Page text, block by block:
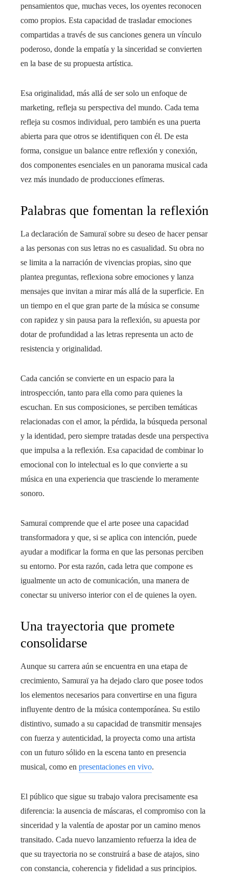
pensamientos que, muchas veces, los oyentes reconocen
como propios. Esta capacidad de trasladar emociones
compartidas a través de sus canciones genera un vínculo
poderoso, donde la empatía y la sinceridad se convierten
en la base de su propuesta artística.
Esa originalidad, más allá de ser solo un enfoque de
marketing, refleja su perspectiva del mundo. Cada tema
refleja su cosmos individual, pero también es una puerta
abierta para que otros se identifiquen con él. De esta
forma, consigue un balance entre reflexión y conexión,
dos componentes esenciales en un panorama musical cada
vez más inundado de producciones efímeras.
Palabras que fomentan la reflexión
La declaración de Samuraï sobre su deseo de hacer pensar
a las personas con sus letras no es casualidad. Su obra no
se limita a la narración de vivencias propias, sino que
plantea preguntas, reflexiona sobre emociones y lanza
mensajes que invitan a mirar más allá de la superficie. En
un tiempo en el que gran parte de la música se consume
con rapidez y sin pausa para la reflexión, su apuesta por
dotar de profundidad a las letras representa un acto de
resistencia y originalidad.
Cada canción se convierte en un espacio para la
introspección, tanto para ella como para quienes la
escuchan. En sus composiciones, se perciben temáticas
relacionadas con el amor, la pérdida, la búsqueda personal
y la identidad, pero siempre tratadas desde una perspectiva
que impulsa a la reflexión. Esa capacidad de combinar lo
emocional con lo intelectual es lo que convierte a su
música en una experiencia que trasciende lo meramente
sonoro.
Samuraï comprende que el arte posee una capacidad
transformadora y que, si se aplica con intención, puede
ayudar a modificar la forma en que las personas perciben
su entorno. Por esta razón, cada letra que compone es
igualmente un acto de comunicación, una manera de
conectar su universo interior con el de quienes la oyen.
Una trayectoria que promete
consolidarse
Aunque su carrera aún se encuentra en una etapa de
crecimiento, Samuraï ya ha dejado claro que posee todos
los elementos necesarios para convertirse en una figura
influyente dentro de la música contemporánea. Su estilo
distintivo, sumado a su capacidad de transmitir mensajes
con fuerza y autenticidad, la proyecta como una artista
con un futuro sólido en la escena tanto en presencia
musical, como en presentaciones en vivo.
El público que sigue su trabajo valora precisamente esa
diferencia: la ausencia de máscaras, el compromiso con la
sinceridad y la valentía de apostar por un camino menos
transitado. Cada nuevo lanzamiento refuerza la idea de
que su trayectoria no se construirá a base de atajos, sino
con constancia, coherencia y fidelidad a sus principios.